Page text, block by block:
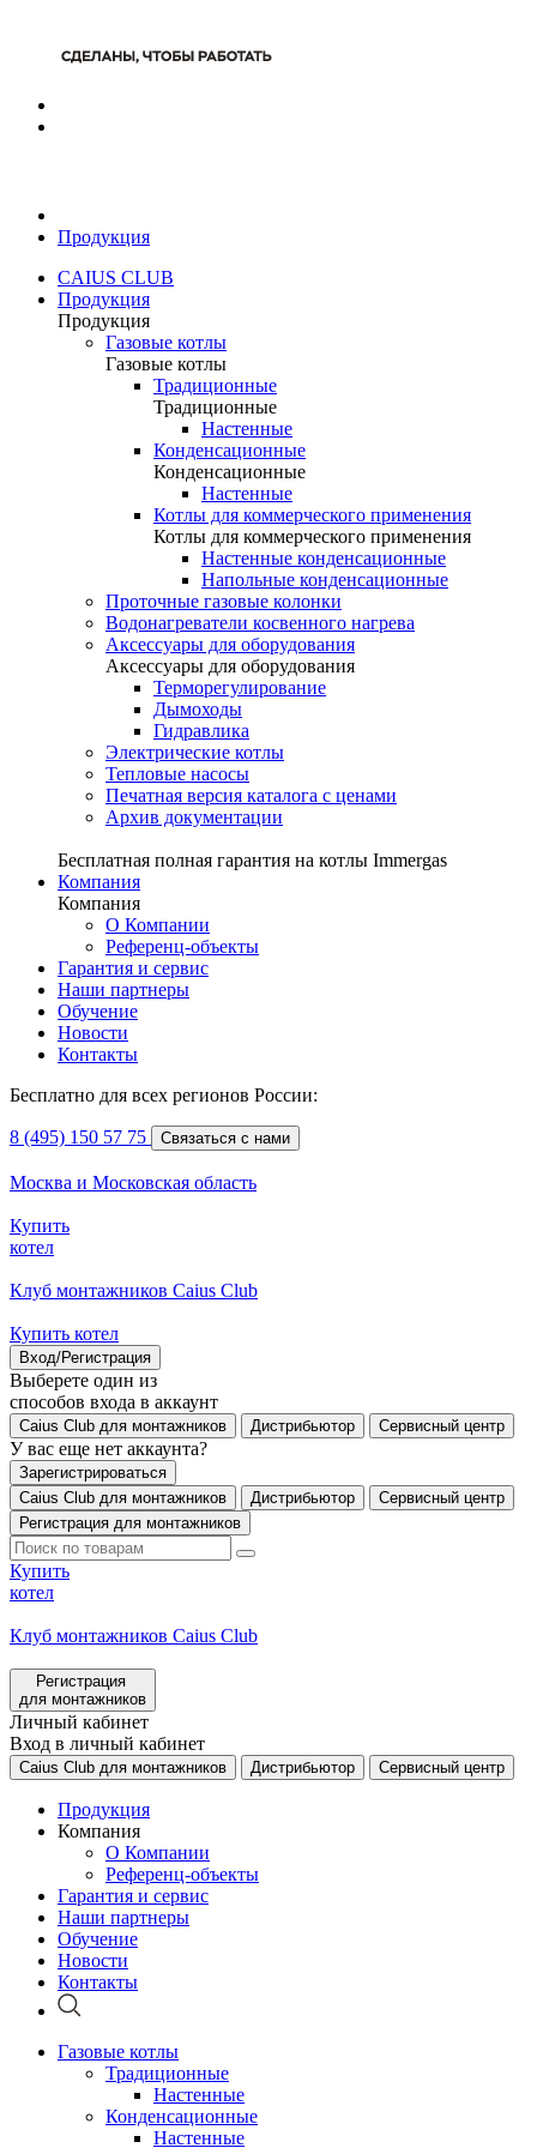
Продукция
CAIUS CLUB
Продукция
Продукция
Газовые котлы
Газовые котлы
Традиционные
Традиционные
Настенные
Конденсационные
Конденсационные
Настенные
Котлы для коммерческого применения
Котлы для коммерческого применения
Настенные конденсационные
Напольные конденсационные
Проточные газовые колонки
Водонагреватели косвенного нагрева
Аксессуары для оборудования
Аксессуары для оборудования
Терморегулирование
Дымоходы
Гидравлика
Электрические котлы
Тепловые насосы
Печатная версия каталога с ценами
Архив документации
Бесплатная полная гарантия на котлы Immergas
Компания
Компания
О Компании
Референц-объекты
Гарантия и сервис
Наши партнеры
Обучение
Новости
Контакты
Бесплатно для всех регионов России:
8 (495) 150 57 75 Связаться с нами
Москва и Московская область
Купить
котел
Клуб монтажников Caius Club
Купить котел
Вход/Регистрация
Выберете один из
способов входа в аккаунт
Caius Club для монтажников Дистрибьютор Сервисный центр
У вас еще нет аккаунта?
Зарегистрироваться
Caius Club для монтажников
Дистрибьютор
Сервисный центр
Регистрация для монтажников
Купить
котел
Клуб монтажников Caius Club
Регистрация
для монтажников
Личный кабинет
Вход в личный кабинет
Caius Club для монтажников Дистрибьютор Сервисный центр
Продукция
Компания
О Компании
Референц-объекты
Гарантия и сервис
Наши партнеры
Обучение
Новости
Контакты
Газовые котлы
Традиционные
Настенные
Конденсационные
Настенные